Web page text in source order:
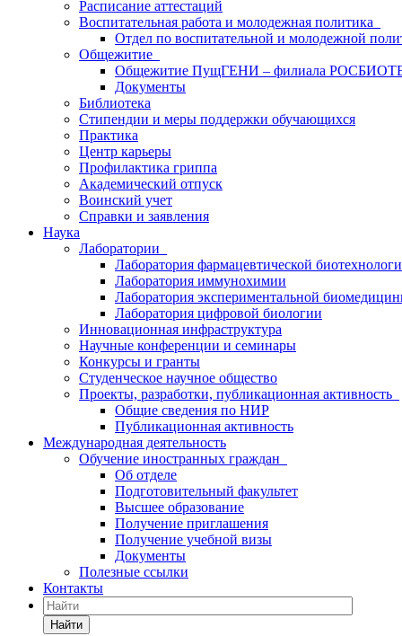
Расписание аттестаций
Воспитательная работа и молодежная политика
Отдел по воспитательной и молодежной
Общежитие
Общежитие ПущГЕНИ – филиала
Документы
Библиотека
Стипендии и меры поддержки обучающихся
Практика
Центр карьеры
Профилактика гриппа
Академический отпуск
Воинский учет
Справки и заявления
Наука
Лаборатории
Лаборатория фармацевтической
Лаборатория иммунохимии
Лаборатория экспериментальной
Лаборатория цифровой биологии
Инновационная инфраструктура
Научные конференции и семинары
Конкурсы и гранты
Студенческое научное общество
Проекты, разработки, публикационная активность
Общие сведения по НИР
Публикационная активность
Международная деятельность
Обучение иностранных граждан
Об отделе
Подготовительный факультет
Высшее образование
Получение приглашения
Получение учебной визы
Документы
Полезные ссылки
Контакты
Найти